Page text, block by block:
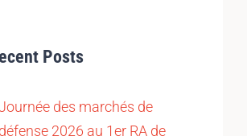
Posts
des marchés de
défense 2026 au 1er RA de